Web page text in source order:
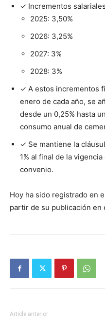
✓ Incrementos
2025: 3,50%
2026: 3,25%
2027: 3%
2028: 3%
✓ A estos incrementos
enero de cada año, se
desde un 0,25% hasta
consumo anual de
✓ Se mantiene la
1% al final de la vigencia
convenio.
Hoy ha sido registrado en
partir de su publicación en
Article anterior